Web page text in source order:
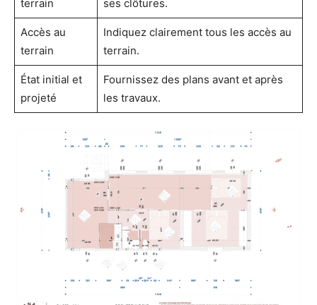
terrain ses clôtures.
Accès au
terrain
Indiquez clairement tous les accès au
terrain.
État initial et
projeté
Fournissez des plans avant et après
les travaux.